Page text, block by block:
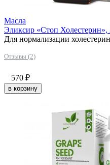
Масла
Эликсир «Стоп
Для нормализации
Отзывы (2)
570 ₽
в корзину